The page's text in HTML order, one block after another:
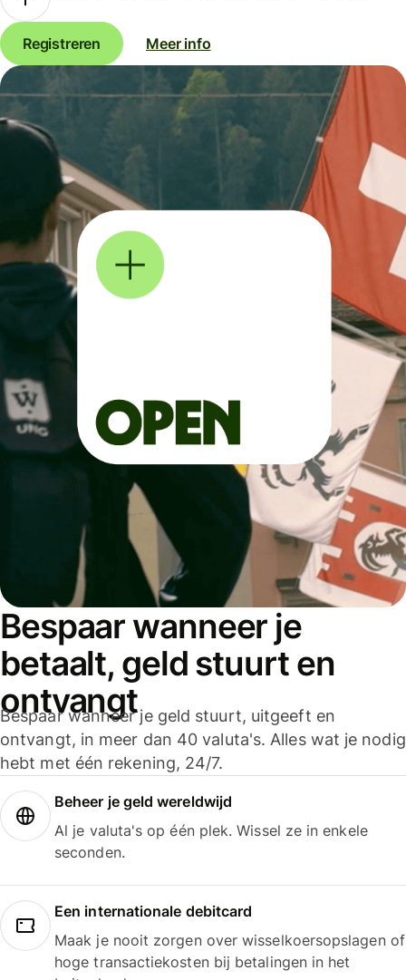
Registreren Meer info
Bespaar wanneer je
betaalt, geld stuurt en
ontvangt
Bespaar wanneer je geld stuurt, uitgeeft en
ontvangt, in meer dan 40 valuta's. Alles wat je nodig
hebt met één rekening, 24/7.
Beheer je geld wereldwijd
Al je valuta's op één plek. Wissel ze in enkele
seconden.
Een internationale debitcard
Maak je nooit zorgen over wisselkoersopslagen of
hoge transactiekosten bij betalingen in het